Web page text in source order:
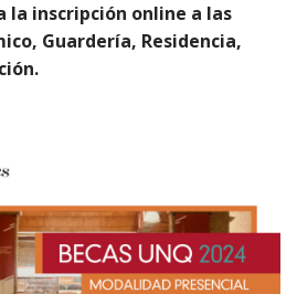
la inscripción online a las
Guardería, Residencia,